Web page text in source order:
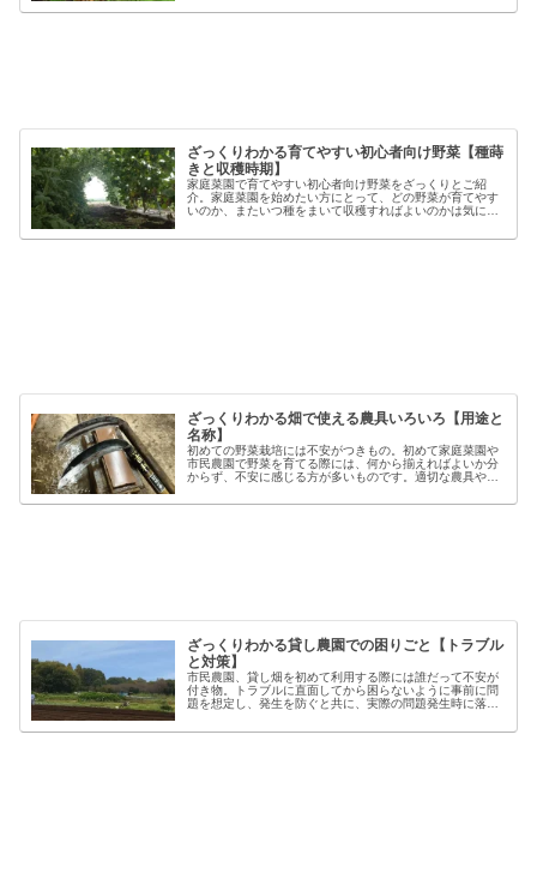
家庭菜園で失敗しないコツと言える...
ざっくりわかる育てやすい初心者向け野菜【種蒔
きと収穫時期】
家庭菜園で育てやすい初心者向け野菜をざっくりとご紹
介。家庭菜園を始めたい方にとって、どの野菜が育てやす
いのか、またいつ種をまいて収穫すればよいのかは気にな
類でも「早生」「中生」「晩生」など...
ざっくりわかる畑で使える農具いろいろ【用途と
名称】
初めての野菜栽培には不安がつきもの。初めて家庭菜園や
市民農園で野菜を育てる際には、何から揃えればよいか分
からず、不安に感じる方が多いものです。適切な農具や資
しますが、種類も多く、初心者には...
ざっくりわかる貸し農園での困りごと【トラブル
と対策】
市民農園、貸し畑を初めて利用する際には誰だって不安が
付き物。トラブルに直面してから困らないように事前に問
題を想定し、発生を防ぐと共に、実際の問題発生時に落ち
【困った】と【トラブル】困りごとト...